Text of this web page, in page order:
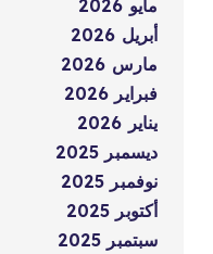
مايو 2026
أبريل 2026
مارس 2026
فبراير 2026
يناير 2026
ديسمبر 2025
نوفمبر 2025
أكتوبر 2025
سبتمبر 2025